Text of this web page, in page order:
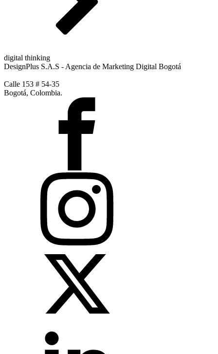
digital thinking
DesignPlus S.A.S - Agencia de Marketing Digital Bogotá
Calle 153 # 54-35
Bogotá, Colombia.